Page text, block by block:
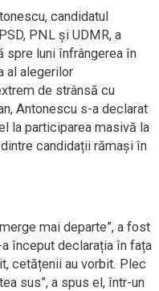
candidatul
PNL și UDMR, a
spre luni înfrângerea în
al alegerilor
de strânsă cu
Antonescu s-a declarat
la participarea masivă la
candidații rămași în
mai departe”, a fost
început declarația în fața
cetățenii au vorbit. Plec
sus”, a spus el, într-un